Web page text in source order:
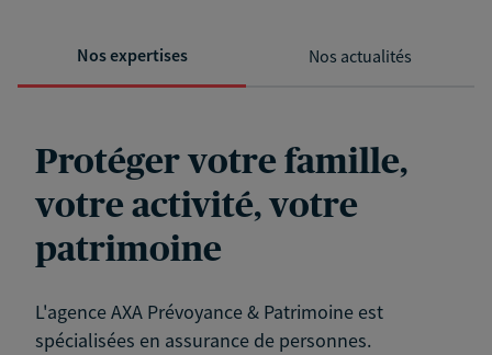
Nos expertises Nos actualités
Protéger votre famille,
votre activité, votre
patrimoine
L'agence AXA Prévoyance & Patrimoine est
spécialisées en assurance de personnes.